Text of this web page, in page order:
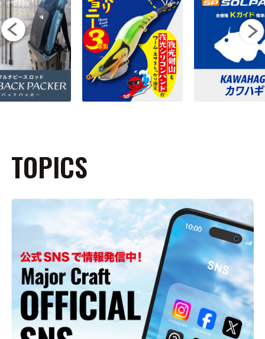
TOPICS